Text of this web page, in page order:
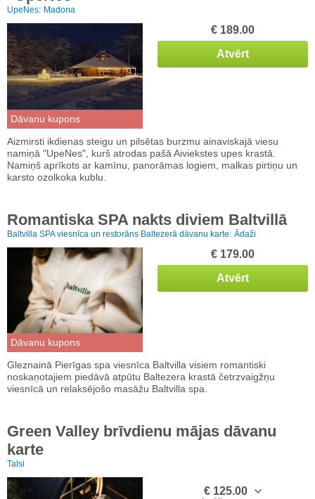
UpeNes: Madona
Dāvanu kupons
€ 189.00
Atvērt
Aizmirsti ikdienas steigu un pilsētas burzmu ainaviskajā viesu
namiņā "UpeNes", kurš atrodas pašā Aiviekstes upes krastā.
Namiņš aprīkots ar kamīnu, panorāmas logiem, malkas pirtiņu un
karsto ozolkoka kublu.
Romantiska SPA nakts diviem Baltvillā
Baltvilla SPA viesnīca un restorāns Baltezerā dāvanu karte: Ādaži
Dāvanu kupons
€ 179.00
Atvērt
Gleznainā Pierīgas spa viesnīca Baltvilla visiem romantiski
noskaņotajiem piedāvā atpūtu Baltezera krastā četrzvaigžņu
viesnīcā un relaksējošo masāžu Baltvilla spa.
Green Valley brīvdienu mājas dāvanu
karte
Talsi
€ 125.00